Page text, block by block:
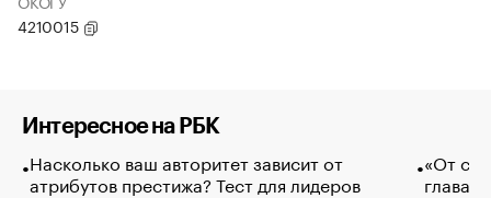
4210015
Интересное на РБК
Насколько ваш авторитет зависит от
атрибутов престижа? Тест для лидеров
«От
глава